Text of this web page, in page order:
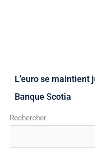
L’euro se maintient
Banque Scotia
Rechercher